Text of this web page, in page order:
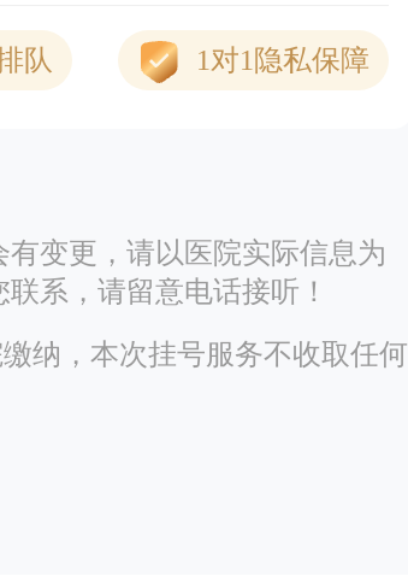
队 1对1隐私保障
变更，请以医院实际信息为
系，请留意电话接听！
纳，本次挂号服务不收取任何